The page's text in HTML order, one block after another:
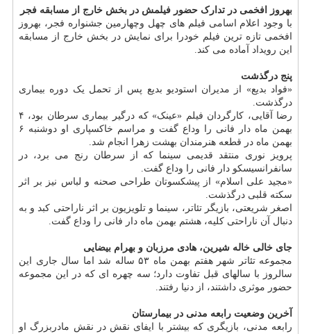
بهروز افخمی در تدارک حضور فیلمش در بخش خارج از مسابقه فجر
با وجود اعلام اسامی فیلم های چهل وچهارمین جشنواره فجر، بهروز
افخمی تازه ترین فیلم خودرا برای نمایش در بخش خارج از مسابقه
این رویداد آماده می کند.
پنج درگذشت
«فواد بدیع» از مدیران استودیو بدیع پس از تحمل یک دوره بیماری
درگذشت.
رضا آقایی، کارگردان فیلم «عینک» که درگیر بیماری سرطان بود، ۴
بهمن ماه دار فانی را وداع گفت و مراسم خاکسپاری او دوشنبه ۶
بهمن ماه در قطعه هنرمندان بهشت زهرا انجام شد.
پرویز نوری منتقد قدیمی سینما که از سرطان رنج می برد، در
سانفرانسیسکو دار فانی را وداع گفت.
«مجید علی اسلام» از پیشکسوتان طراحی صحنه و لباس نیز بر اثر
سکته قلبی درگذشت.
اصغر شریعتی، بازیگر تئاتر، سینما و تلویزیون بر اثر ناراحتی کبد و به
دنبال آن ناراحتی کلیه، هشتم بهمن ماه دار فانی را وداع گفت.
جای خالی خاله شیرین، هادی مرزبان و بهرام بیضایی
مجموعه تئاتر شهر هفتم بهمن ماه ۵۳ ساله شد اما سال جاری این
سالروز با سالهای قبل تفاوت دارد؛ سه چهره ای که در این مجموعه
حضور موثری داشتند، از دنیا رفتند.
آخرین وضعیت رابعه مدنی در بیمارستان
رابعه مدنی، بازیگری که بیشتر با ایفای نقش در نقش مادربزرگ او